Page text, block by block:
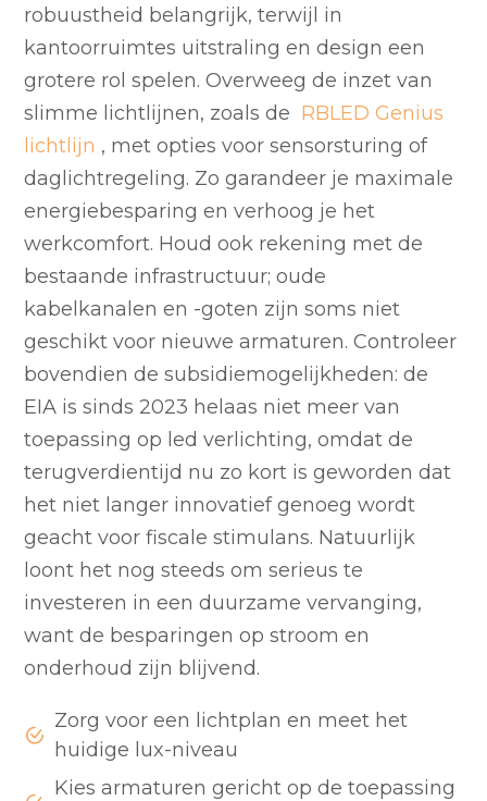
robuustheid belangrijk, terwijl in
kantoorruimtes uitstraling en design een
grotere rol spelen. Overweeg de inzet van
slimme lichtlijnen, zoals de RBLED Genius
lichtlijn , met opties voor sensorsturing of
daglichtregeling. Zo garandeer je maximale
energiebesparing en verhoog je het
werkcomfort. Houd ook rekening met de
bestaande infrastructuur; oude
kabelkanalen en -goten zijn soms niet
geschikt voor nieuwe armaturen. Controleer
bovendien de subsidiemogelijkheden: de
EIA is sinds 2023 helaas niet meer van
toepassing op led verlichting, omdat de
terugverdientijd nu zo kort is geworden dat
het niet langer innovatief genoeg wordt
geacht voor fiscale stimulans. Natuurlijk
loont het nog steeds om serieus te
investeren in een duurzame vervanging,
want de besparingen op stroom en
onderhoud zijn blijvend.
Zorg voor een lichtplan en meet het
huidige lux-niveau
Kies armaturen gericht op de toepassing